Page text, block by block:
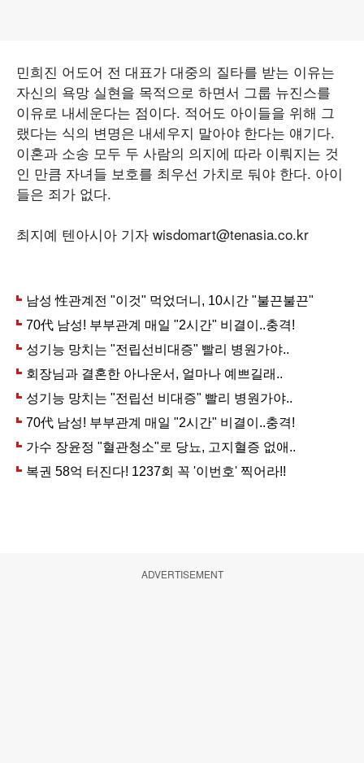
민희진 어도어 전 대표가 대중의 질타를 받는 이유는
자신의 욕망 실현을 목적으로 하면서 그룹 뉴진스를
이유로 내세운다는 점이다. 적어도 아이들을 위해 그
랬다는 식의 변명은 내세우지 말아야 한다는 얘기다.
이혼과 소송 모두 두 사람의 의지에 따라 이뤄지는 것
인 만큼 자녀들 보호를 최우선 가치로 둬야 한다. 아이
들은 죄가 없다.
최지예 텐아시아 기자 wisdomart@tenasia.co.kr
ADVERTISEMENT